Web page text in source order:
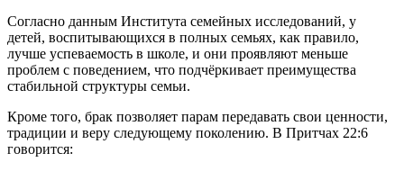
Согласно данным Института семейных исследований, у
детей, воспитывающихся в полных семьях, как правило,
лучше успеваемость в школе, и они проявляют меньше
проблем с поведением, что подчёркивает преимущества
стабильной структуры семьи.
Кроме того, брак позволяет парам передавать свои ценности,
традиции и веру следующему поколению. В Притчах 22:6
говорится: